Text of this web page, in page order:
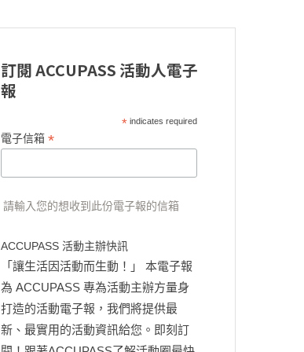
訂閱 ACCUPASS 活動人電子
報
*indicates required
電子信箱 *
請輸入您的想收到此份電子報的信箱
ACCUPASS 活動主辦快訊
「讓生活因活動而生動！」 本電子報
為 ACCUPASS 專為活動主辦方量身
打造的活動電子報，我們將提供最
新、最實用的活動資訊給您。即刻訂